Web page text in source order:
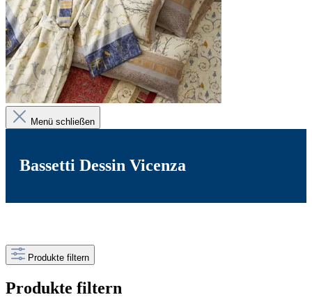
Menü schließen
Bassetti Dessin Vicenza
Produkte filtern
Produkte filtern